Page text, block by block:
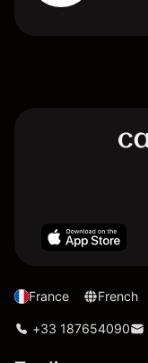
France French
+33 187654090